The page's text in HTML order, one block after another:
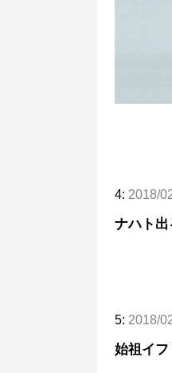
4: 2018/
ナハト
5: 2018/
始祖イ